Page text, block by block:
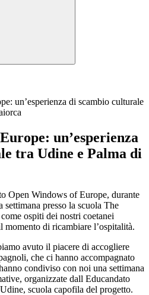
un’esperienza di scambio culturale
un’esperienza
tra Udine e Palma di
Open Windows of Europe, durante
settimana presso la scuola The
ospiti dei nostri coetanei
di ricambiare l’ospitalità.
avuto il piacere di accogliere
che ci hanno accompagnato
condiviso con noi una settimana
organizzate dall Educandato
scuola capofila del progetto.